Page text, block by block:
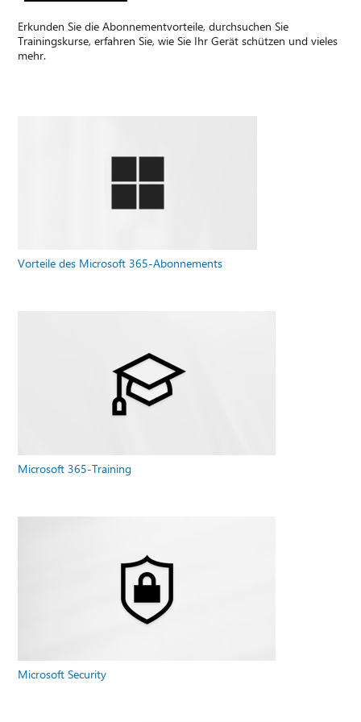
Erkunden Sie die Abonnementvorteile, durchsuchen Sie
Trainingskurse, erfahren Sie, wie Sie Ihr Gerät schützen und vieles
mehr.
Vorteile des Microsoft 365-Abonnements
Microsoft 365-Training
Microsoft Security